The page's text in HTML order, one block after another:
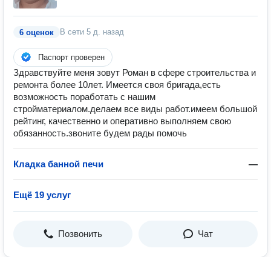
6 оценок В сети 5 д. назад
Паспорт проверен
Здравствуйте меня зовут Роман в сфере строительства и
ремонта более 10лет. Имеется своя бригада,есть
возможность поработать с нашим
стройматериалом.делаем все виды работ.имеем большой
рейтинг, качественно и оперативно выполняем свою
обязанность.звоните будем рады помочь
Кладка банной печи —
Ещё 19 услуг
Позвонить Чат